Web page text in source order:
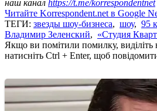
наш канал https://t.me/korrespondentnet
Читайте Korrespondent.net в Google
ТЕГИ: звезды шоу-бизнеса, шоу, 95
Владимир Зеленский, «Студия
Якщо ви помітили помилку, виділіть
натисніть Ctrl + Enter, щоб